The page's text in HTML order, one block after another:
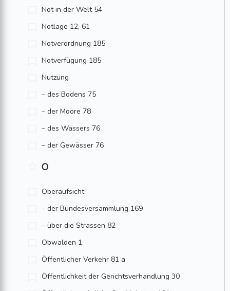
Not in der Welt 54
Notlage 12, 61
Notverordnung 185
Notverfügung 185
Nutzung
– des Bodens 75
– der Moore 78
– des Wassers 76
– der Gewässer 76
O
Oberaufsicht
– der Bundesversammlung 169
– über die Strassen 82
Obwalden 1
Öffentlicher Verkehr 81 a
Öffentlichkeit der Gerichtsverhandlung 30